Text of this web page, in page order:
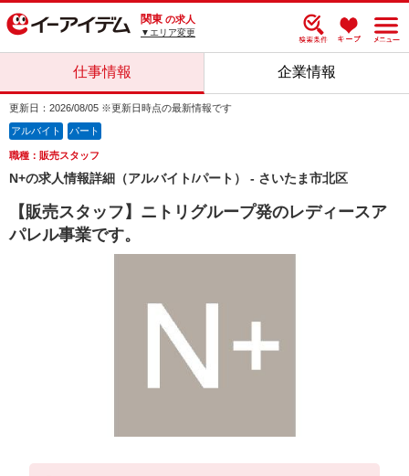
関東 の求人
▼エリア変更
仕事情報 企業情報
更新日：2026/08/05 ※更新日時点の最新情報です
アルバイト パート
職種：販売スタッフ
N+の求人情報詳細（アルバイト/パート） - さいたま市北区
【販売スタッフ】ニトリグループ発のレディースア
パレル事業です。